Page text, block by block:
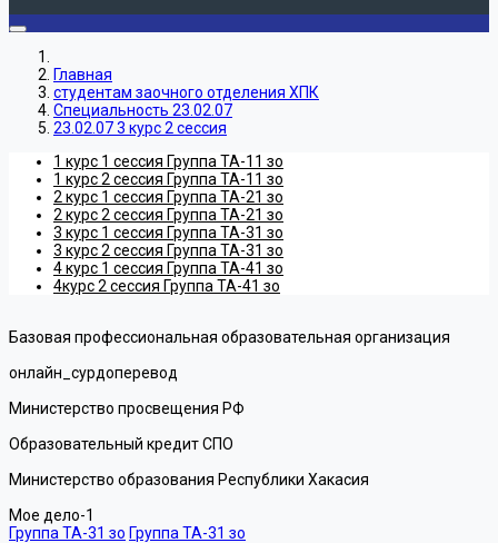
Главная
студентам заочного отделения ХПК
Специальность 23.02.07
23.02.07 3 курс 2 сессия
1 курс 1 сессия Группа ТА-11 зо
1 курс 2 сессия Группа ТА-11 зо
2 курс 1 сессия Группа ТА-21 зо
2 курс 2 сессия Группа ТА-21 зо
3 курс 1 сессия Группа ТА-31 зо
3 курс 2 сессия Группа ТА-31 зо
4 курс 1 сессия Группа ТА-41 зо
4курс 2 сессия Группа ТА-41 зо
Базовая профессиональная образовательная организация
онлайн_сурдоперевод
Министерство просвещения РФ
Образовательный кредит СПО
Министерство образования Республики Хакасия
Мое дело-1
Группа ТА-31 зо Группа ТА-31 зо